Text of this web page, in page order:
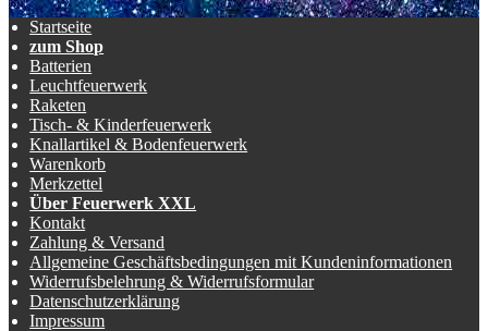
Startseite
zum Shop
Batterien
Leuchtfeuerwerk
Raketen
Tisch- & Kinderfeuerwerk
Knallartikel & Bodenfeuerwerk
Warenkorb
Merkzettel
Über Feuerwerk XXL
Kontakt
Zahlung & Versand
Allgemeine Geschäftsbedingungen mit Kundeninformationen
Widerrufsbelehrung & Widerrufsformular
Datenschutzerklärung
Impressum